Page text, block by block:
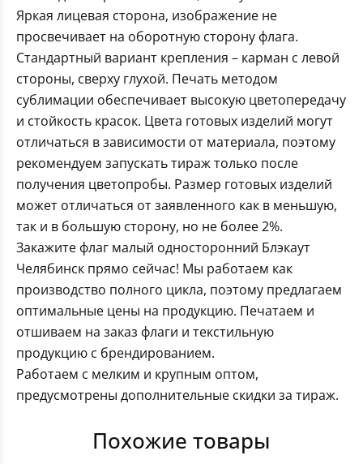
Яркая лицевая сторона, изображение не
просвечивает на оборотную сторону флага.
Стандартный вариант крепления – карман с левой
стороны, сверху глухой. Печать методом
сублимации обеспечивает высокую цветопередачу
и стойкость красок. Цвета готовых изделий могут
отличаться в зависимости от материала, поэтому
рекомендуем запускать тираж только после
получения цветопробы. Размер готовых изделий
может отличаться от заявленного как в меньшую,
так и в большую сторону, но не более 2%.
Закажите флаг малый односторонний Блэкаут
Челябинск прямо сейчас! Мы работаем как
производство полного цикла, поэтому предлагаем
оптимальные цены на продукцию. Печатаем и
отшиваем на заказ флаги и текстильную
продукцию с брендированием.
Работаем с мелким и крупным оптом,
предусмотрены дополнительные скидки за тираж.
Похожие товары